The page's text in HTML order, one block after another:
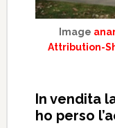
Image
Attribution-
In vendita
ho perso